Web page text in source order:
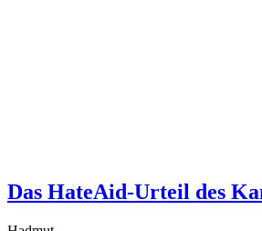
Das HateAid-Urteil des